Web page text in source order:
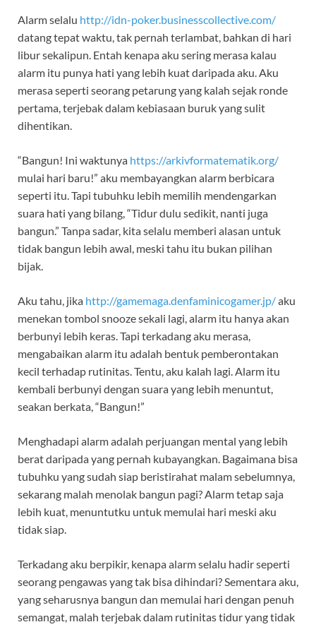
Alarm selalu http://idn-poker.businesscollective.com/
datang tepat waktu, tak pernah terlambat, bahkan di hari
libur sekalipun. Entah kenapa aku sering merasa kalau
alarm itu punya hati yang lebih kuat daripada aku. Aku
merasa seperti seorang petarung yang kalah sejak ronde
pertama, terjebak dalam kebiasaan buruk yang sulit
dihentikan.
“Bangun! Ini waktunya https://arkivformatematik.org/
mulai hari baru!” aku membayangkan alarm berbicara
seperti itu. Tapi tubuhku lebih memilih mendengarkan
suara hati yang bilang, “Tidur dulu sedikit, nanti juga
bangun.” Tanpa sadar, kita selalu memberi alasan untuk
tidak bangun lebih awal, meski tahu itu bukan pilihan
bijak.
Aku tahu, jika http://gamemaga.denfaminicogamer.jp/aku
menekan tombol snooze sekali lagi, alarm itu hanya akan
berbunyi lebih keras. Tapi terkadang aku merasa,
mengabaikan alarm itu adalah bentuk pemberontakan
kecil terhadap rutinitas. Tentu, aku kalah lagi. Alarm itu
kembali berbunyi dengan suara yang lebih menuntut,
seakan berkata, “Bangun!”
Menghadapi alarm adalah perjuangan mental yang lebih
berat daripada yang pernah kubayangkan. Bagaimana bisa
tubuhku yang sudah siap beristirahat malam sebelumnya,
sekarang malah menolak bangun pagi? Alarm tetap saja
lebih kuat, menuntutku untuk memulai hari meski aku
tidak siap.
Terkadang aku berpikir, kenapa alarm selalu hadir seperti
seorang pengawas yang tak bisa dihindari? Sementara aku,
yang seharusnya bangun dan memulai hari dengan penuh
semangat, malah terjebak dalam rutinitas tidur yang tidak